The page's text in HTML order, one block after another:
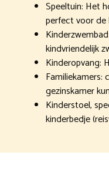
Speeltuin: Het
perfect voor de
kindvriendelijk
Kinderopvang:
gezinskamer
Kinderstoel,
kinderbedje